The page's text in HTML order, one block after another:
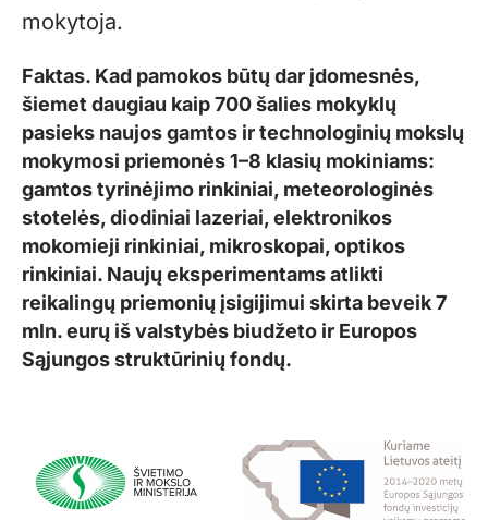
mokytoja.
Faktas. Kad pamokos būtų dar įdomesnės,
šiemet daugiau kaip 700 šalies mokyklų
pasieks naujos gamtos ir technologinių mokslų
mokymosi priemonės 1–8 klasių mokiniams:
gamtos tyrinėjimo rinkiniai, meteorologinės
stotelės, diodiniai lazeriai, elektronikos
mokomieji rinkiniai, mikroskopai, optikos
rinkiniai. Naujų eksperimentams atlikti
reikalingų priemonių įsigijimui skirta beveik 7
mln. eurų iš valstybės biudžeto ir Europos
Sąjungos struktūrinių fondų.